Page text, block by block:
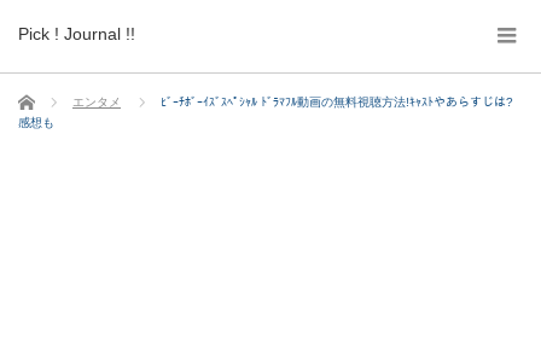
Pick ! Journal !!
ホーム エンタメ
ﾋﾞｰﾁﾎﾞｰｲｽﾞｽﾍﾟｼｬﾙ ﾄﾞﾗﾏﾌﾙ動画の無料視聴方法!ｷｬｽﾄやあらすじは?
感想も